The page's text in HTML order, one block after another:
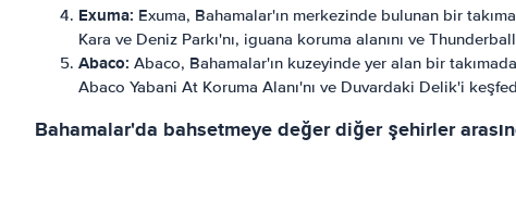
Exuma: Exuma, Bahamalar'ın merkezinde bulunan bir
Kara ve Deniz Parkı'nı, iguana koruma alanını ve
Abaco: Abaco, Bahamalar'ın kuzeyinde yer alan bir
Abaco Yabani At Koruma Alanı'nı ve Duvardaki Delik'i
Bahamalar'da bahsetmeye değer diğer şehirler